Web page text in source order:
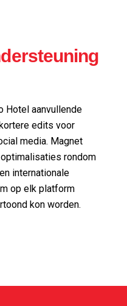
Hotel aanvullende
edits voor
media. Magnet
rondom
internationale
op elk platform
kon worden.